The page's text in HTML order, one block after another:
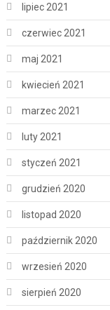
lipiec 2021
czerwiec 2021
maj 2021
kwiecień 2021
marzec 2021
luty 2021
styczeń 2021
grudzień 2020
listopad 2020
październik 2020
wrzesień 2020
sierpień 2020